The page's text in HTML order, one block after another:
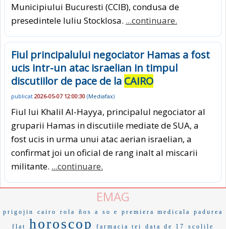
Municipiului Bucuresti (CCIB), condusa de
presedintele Iuliu Stocklosa. ...continuare.
Fiul principalului negociator Hamas a fost
ucis intr-un atac israelian in timpul
discutiilor de pace de la CAIRO
publicat 2026-05-07 12:00:30 (Mediafax)
Fiul lui Khalil Al-Hayya, principalul negociator al
gruparii Hamas in discutiile mediate de SUA, a
fost ucis in urma unui atac aerian israelian, a
confirmat joi un oficial de rang inalt al miscarii
militante. ...continuare.
EMAG
prigojin cairo rola ños a so e premiera medicala padurea
flat horoscop farmacia tei data de 17 scolile